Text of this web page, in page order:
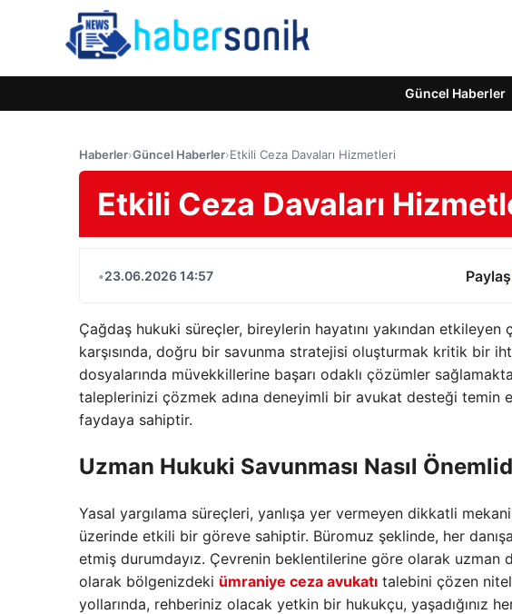
Güncel Haberler
Haberler›Güncel Haberler›Etkili Ceza Davaları Hizmetleri
Etkili Ceza Davaları
•23.06.2026 14:57
Çağdaş hukuki süreçler, bireylerin hayatını yakından
karşısında, doğru bir savunma stratejisi oluşturmak kritik bir
dosyalarında müvekkillerine başarı odaklı çözümler
taleplerinizi çözmek adına deneyimli bir avukat desteği temin
faydaya sahiptir.
Uzman Hukuki Savunması Nasıl
Yasal yargılama süreçleri, yanlışa yer vermeyen dikkatli
üzerinde etkili bir göreve sahiptir. Büromuz şeklinde, her
etmiş durumdayız. Çevrenin beklentilerine göre olarak
olarak bölgenizdeki ümraniye ceza avukatı talebini çözen
yollarında, rehberiniz olacak yetkin bir hukukçu, yaşadığınız